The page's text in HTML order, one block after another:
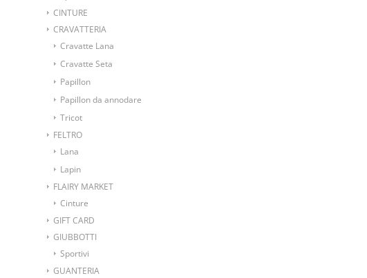
CINTURE
CRAVATTERIA
Cravatte Lana
Cravatte Seta
Papillon
Papillon da annodare
Tricot
FELTRO
Lana
Lapin
FLAIRY MARKET
Cinture
GIFT CARD
GIUBBOTTI
Sportivi
GUANTERIA